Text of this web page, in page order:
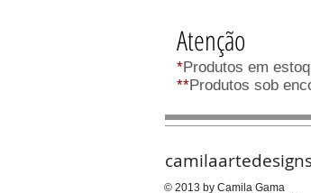
Atenção
*Produtos em
**Produtos sob
© 2013 by Camila Gama